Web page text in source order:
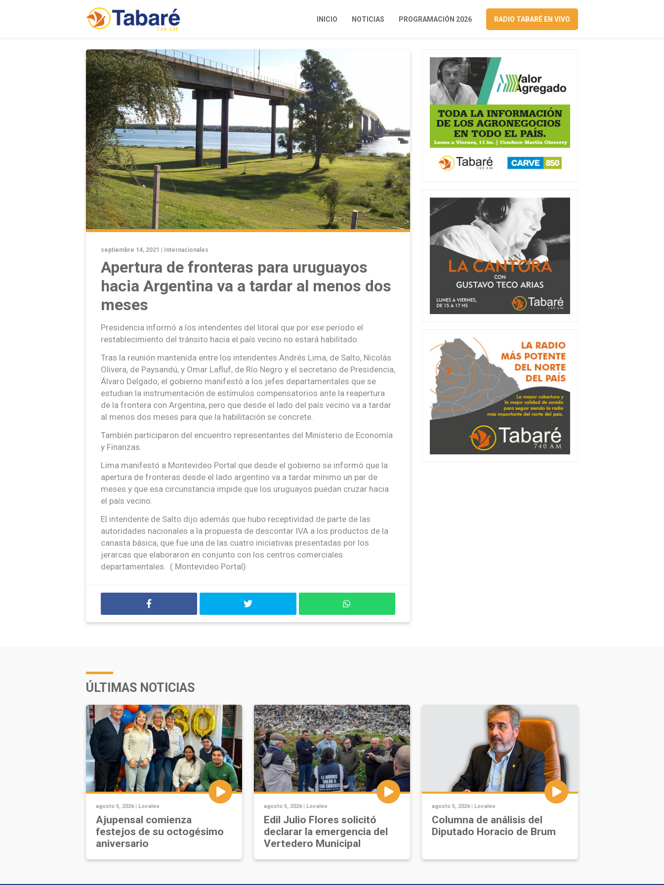
INICIO NOTICIAS PROGRAMACIÓN 2026 RADIO TABARÉ EN VIVO
septiembre 14, 2021 | Internacionales
Apertura de fronteras para uruguayos
hacia Argentina va a tardar al menos dos
meses
Presidencia informó a los intendentes del litoral que por ese período el
restablecimiento del tránsito hacia el país vecino no estará habilitado.
Tras la reunión mantenida entre los intendentes Andrés Lima, de Salto, Nicolás
Olivera, de Paysandú, y Omar Lafluf, de Río Negro y el secretario de Presidencia,
Álvaro Delgado, el gobierno manifestó a los jefes departamentales que se
estudian la instrumentación de estímulos compensatorios ante la reapertura
de la frontera con Argentina, pero que desde el lado del país vecino va a tardar
al menos dos meses para que la habilitación se concrete.
También participaron del encuentro representantes del Ministerio de Economía
y Finanzas.
Lima manifestó a Montevideo Portal que desde el gobierno se informó que la
apertura de fronteras desde el lado argentino va a tardar mínimo un par de
meses y que esa circunstancia impide que los uruguayos puedan cruzar hacia
el país vecino.
El intendente de Salto dijo además que hubo receptividad de parte de las
autoridades nacionales a la propuesta de descontar IVA a los productos de la
canasta básica, que fue una de las cuatro iniciativas presentadas por los
jerarcas que elaboraron en conjunto con los centros comerciales
departamentales. ( Montevideo Portal)
ÚLTIMAS NOTICIAS
agosto 5, 2026 | Locales
Ajupensal comienza
festejos de su octogésimo
aniversario
agosto 5, 2026 | Locales
Edil Julio Flores solicitó
declarar la emergencia del
Vertedero Municipal
agosto 5, 2026 | Locales
Columna de análisis del
Diputado Horacio de Brum